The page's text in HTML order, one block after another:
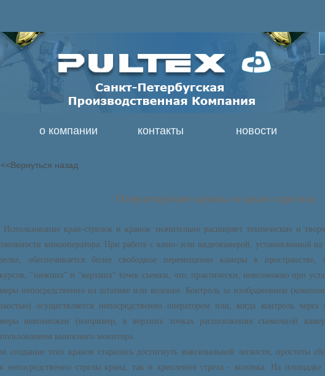
о компании контакты новости
<<Вернуться назад
Операторские краны и кран-стрелки
Использование кран-стрелок и кранов значительно расширяет технические и
кинооператора. При работе с кино- или видеокамерой, установленной на
обеспечивается более свободное перемещение камеры в пространстве,
"нижних" и "верхних" точек съемки, что, практически, невозможно при
непосредственно на штативе или колонке. Контроль за изображением
осуществляется непосредственно оператором или, когда контроль через
невозможен (например, в верхних точках расположения съемочной
выносного монитора.
создании этих кранов старались достигнуть максимальной легкости, простоты
непосредственно стрелы крана, так и крепления стрела - колонка. На площадке